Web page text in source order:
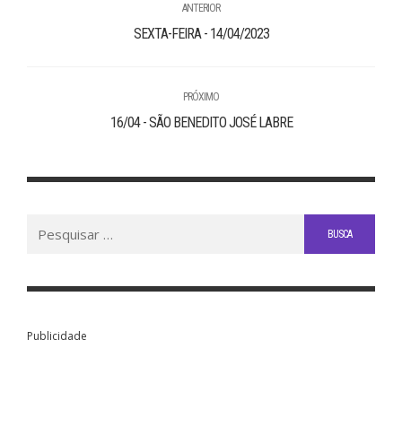
ANTERIOR
SEXTA-FEIRA - 14/04/2023
PRÓXIMO
16/04 - SÃO BENEDITO JOSÉ LABRE
por:
Publicidade